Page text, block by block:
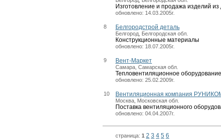
Изготовление и продажа изделий из
обновлено: 14.03.2005г.
8 Белгородстрой деталь
Белгород, Белгородская обл.
Конструкционные материалы
обновлено: 18.07.2005г.
9 Вент-Маркет
Самара, Самарская обл.
Тепловентиляционное оборудование
обновлено: 25.02.2009г.
10 Вентиляционная компания
Москва, Московская обл.
Поставка вентиляционного
обновлено: 04.04.2007г.
страница: 1 2 3 4 5 6